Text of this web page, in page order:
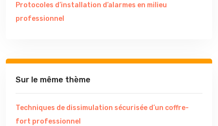
Protocoles d’installation d’alarmes en milieu
professionnel
Sur le même thème
Techniques de dissimulation sécurisée d’un coffre-
fort professionnel